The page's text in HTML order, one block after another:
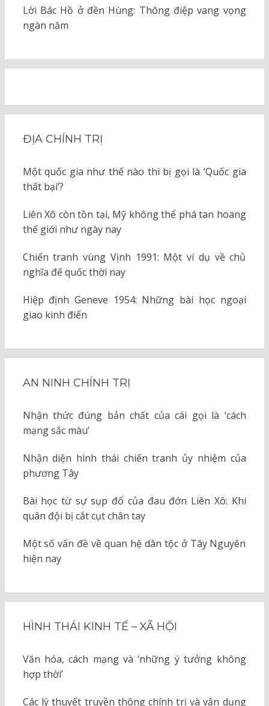
Lời Bác Hồ ở đền Hùng: Thông điệp vang vọng
ngàn năm
ĐỊA CHÍNH TRỊ
Một quốc gia như thế nào thì bị gọi là ‘Quốc gia
thất bại’?
Liên Xô còn tồn tại, Mỹ không thể phá tan hoang
thế giới như ngày nay
Chiến tranh vùng Vịnh 1991: Một ví dụ về chủ
nghĩa đế quốc thời nay
Hiệp định Geneve 1954: Những bài học ngoại
giao kinh điển
AN NINH CHÍNH TRỊ
Nhận thức đúng bản chất của cái gọi là ‘cách
mạng sắc màu’
Nhận diện hình thái chiến tranh ủy nhiệm của
phương Tây
Bài học từ sự sụp đổ của đau đớn Liên Xô: Khi
quân đội bị cắt cụt chân tay
Một số vấn đề về quan hệ dân tộc ở Tây Nguyên
hiện nay
HÌNH THÁI KINH TẾ – XÃ HỘI
Văn hóa, cách mạng và ‘những ý tưởng không
hợp thời’
Các lý thuyết truyền thông chính trị và vận dụng